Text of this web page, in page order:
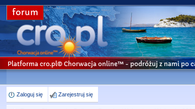
forum
Platforma cro.pl© Chorwacja online™ - podróżuj z nami po
Zaloguj się Zarejestruj się